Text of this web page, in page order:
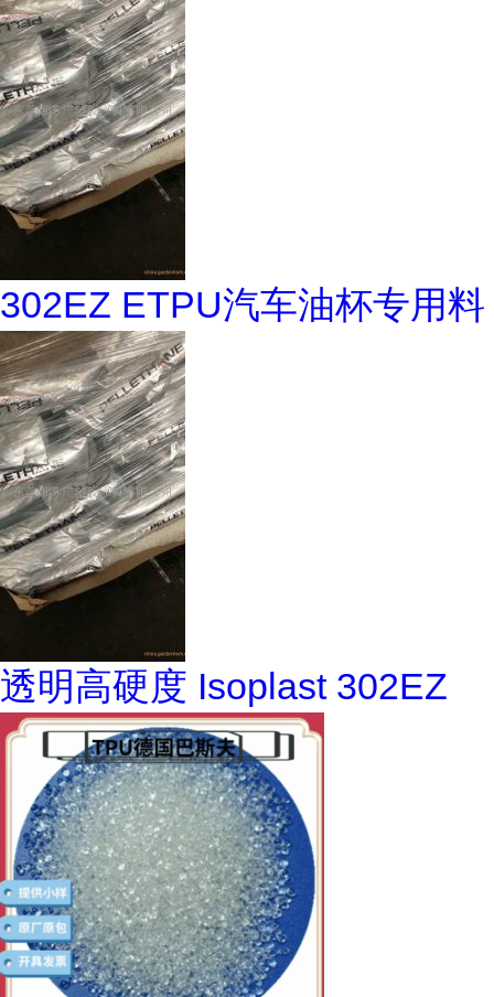
302EZ ETPU汽车油杯专用料
透明高硬度 Isoplast 302EZ